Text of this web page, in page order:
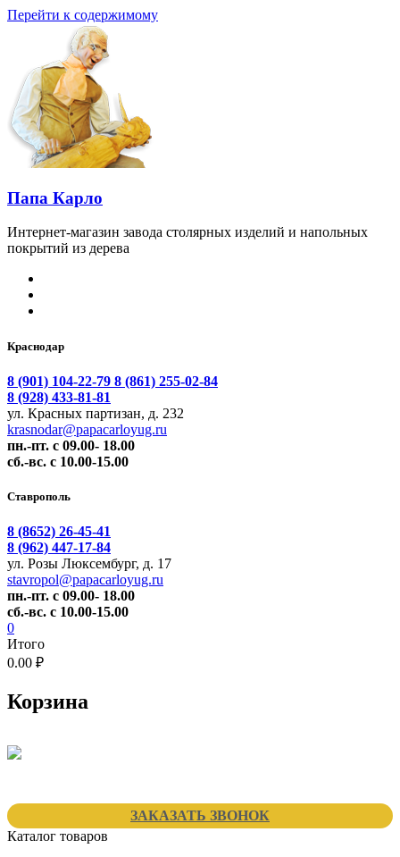
Перейти к содержимому
Папа Карло
Интернет-магазин завода столярных изделий и напольных
покрытий из дерева
Краснодар
8 (901) 104-22-79 8 (861) 255-02-84
8 (928) 433-81-81
ул. Красных партизан, д. 232
krasnodar@papacarloyug.ru
пн.-пт. с 09.00- 18.00
сб.-вс. с 10.00-15.00
Ставрополь
8 (8652) 26-45-41
8 (962) 447-17-84
ул. Розы Люксембург, д. 17
stavropol@papacarloyug.ru
пн.-пт. с 09.00- 18.00
сб.-вс. с 10.00-15.00
0
Итого
0.00 ₽
Корзина
ЗАКАЗАТЬ ЗВОНОК
Каталог товаров